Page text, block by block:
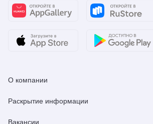
О компании
Раскрытие информации
Вакансии